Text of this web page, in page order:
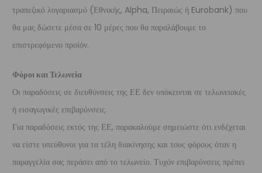
τραπεζικό λογαριασμό (Εθνικής, Alpha, Πειραιώς ή Eurobank) που
θα μας δώσετε μέσα σε 10 μέρες που θα παραλάβουμε το
επιστρεφόμενο προϊόν.
Φόροι και Τελωνεία
Οι παραδόσεις σε διευθύνσεις της ΕΕ δεν υπόκεινται σε τελωνειακές
ή εισαγωγικές επιβαρύνσεις.
Για παραδόσεις εκτός της ΕΕ, παρακαλούμε σημειώστε ότι ενδέχεται
να είστε υπεύθυνοι για τα τέλη διακίνησης και τους φόρους όταν η
παραγγελία σας περάσει από το τελωνείο. Τυχόν επιβαρύνσεις πρέπει